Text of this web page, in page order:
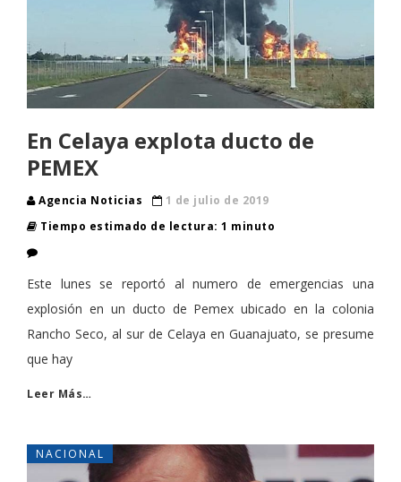
En Celaya explota ducto de
PEMEX
Agencia Noticias
1 de julio de 2019
Tiempo estimado de lectura: 1 minuto
Este lunes se reportó al numero de emergencias una
explosión en un ducto de Pemex ubicado en la colonia
Rancho Seco, al sur de Celaya en Guanajuato, se presume
que hay
Leer Más…
NACIONAL